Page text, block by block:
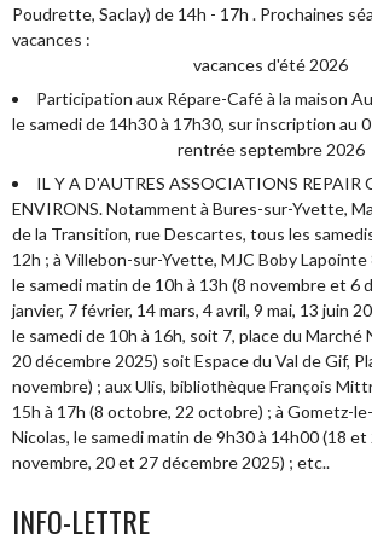
Poudrette, Saclay) de 14h - 17h . Prochaines
vacances :
vacances d'été 2026
Participation aux Répare-Café à la maison
le samedi de 14h30 à 17h30, sur inscription au
rentrée septembre 2026
IL Y A D'AUTRES ASSOCIATIONS REPAIR
ENVIRONS. Notamment à Bures-sur-Yvette,
de la Transition, rue Descartes, tous les
12h ; à Villebon-sur-Yvette, MJC Boby Lapointe
le samedi matin de 10h à 13h (8 novembre et 6
janvier, 7 février, 14 mars, 4 avril, 9 mai, 13 juin
le samedi de 10h à 16h, soit 7, place du
20 décembre 2025) soit Espace du Val de Gif,
novembre) ; aux Ulis, bibliothèque François
15h à 17h (8 octobre, 22 octobre) ; à Gometz-
Nicolas, le samedi matin de 9h30 à 14h00 (18
novembre, 20 et 27 décembre 2025) ; etc..
INFO-LETTRE